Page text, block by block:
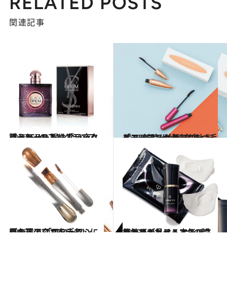
関連記事
2016.5.20
ラストノートはブラックコーヒー!? 眠らない夜へ誘うYSLのフレグランス
ビューティ＆ヘルス 2016.2.4
「モテマスカラ」が叶えるエイジングケア “まつ毛ケア”新時代が到来！
ビューティ＆ヘルス
2016.3.11
目の下のクマをきれいにぼかす！ 「フローフシ」のエリアファンディ
ビューティ＆ヘルス 2015.11.1
目もとがリフトアップされるマスカラ？ 3つの超絶技巧が見せる本気のこだわり
ビューティ＆ヘルス